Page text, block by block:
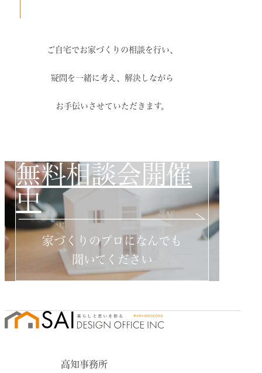
ご自宅でお家づくりの相談を行い、
疑問を一緒に考え、解決しながら
お手伝いさせていただきます。
無料相談会開催
中
家づくりのプロになんでも
聞いてください
高知事務所